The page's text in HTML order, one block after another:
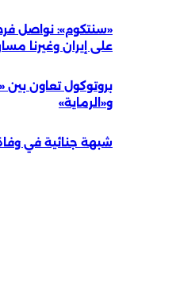
«سنتكوم»: نواصل
على إيران وغيرنا مسار 48 سفينة
بروتوكول تعاون بين
و«الرماية»
شبهة جنائية في